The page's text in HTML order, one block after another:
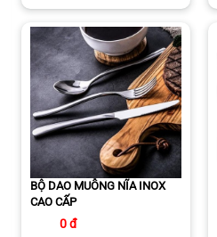
BỘ DAO MUỖNG NĨA INOX
CAO CẤP
0 đ